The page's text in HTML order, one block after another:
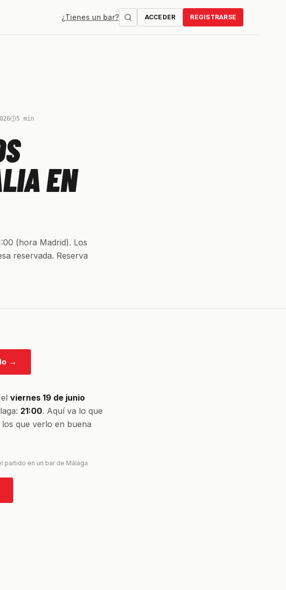
¿Tienes un bar? ACCEDER REGISTRARSE
5 min
EN
(hora Madrid). Los
reservada. Reserva
→
el viernes 19 de junio
21:00. Aquí va lo que
que verlo en buena
partido en un bar de Málaga